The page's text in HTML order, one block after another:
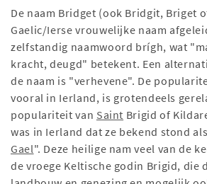
De naam Bridget (ook Bridgit, Briget
Gaelic/Ierse vrouwelijke naam
zelfstandig naamwoord brígh, wat
kracht, deugd" betekent. Een
de naam is "verhevene". De
vooral in Ierland, is grotendeels
populariteit van Saint Brigid of
was in Ierland dat ze bekend stond
Gael". Deze heilige nam veel van de
de vroege Keltische godin Brigid, die